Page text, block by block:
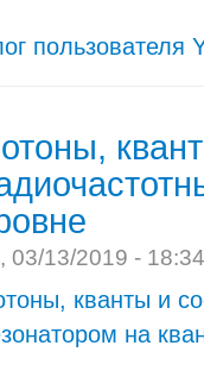
пользователя
03/13/2019 -
кванты и
на